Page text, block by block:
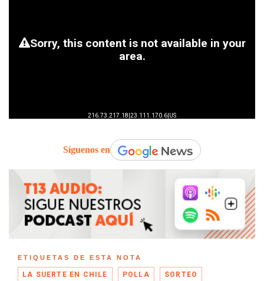
Síguenos en
ETIQUETAS DE ESTA NOTA
LA SUERTE EN CHILE POLLA SORTEO